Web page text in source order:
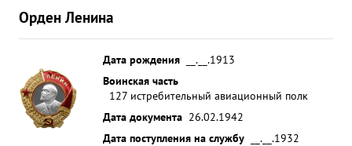
Орден Ленина
Дата рождения
__.__.1913
Воинская часть
127 истребительный авиационный полк
Дата документа 26.02.1942
Дата поступления на службу
__.__.1932